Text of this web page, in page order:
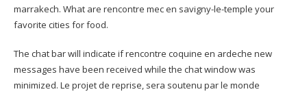
marrakech. What are rencontre mec en savigny-le-temple your
favorite cities for food.
The chat bar will indicate if rencontre coquine en ardeche new
messages have been received while the chat window was
minimized. Le projet de reprise, sera soutenu par le monde